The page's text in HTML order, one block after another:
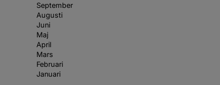
September
Augusti
Juni
Maj
April
Mars
Februari
Januari